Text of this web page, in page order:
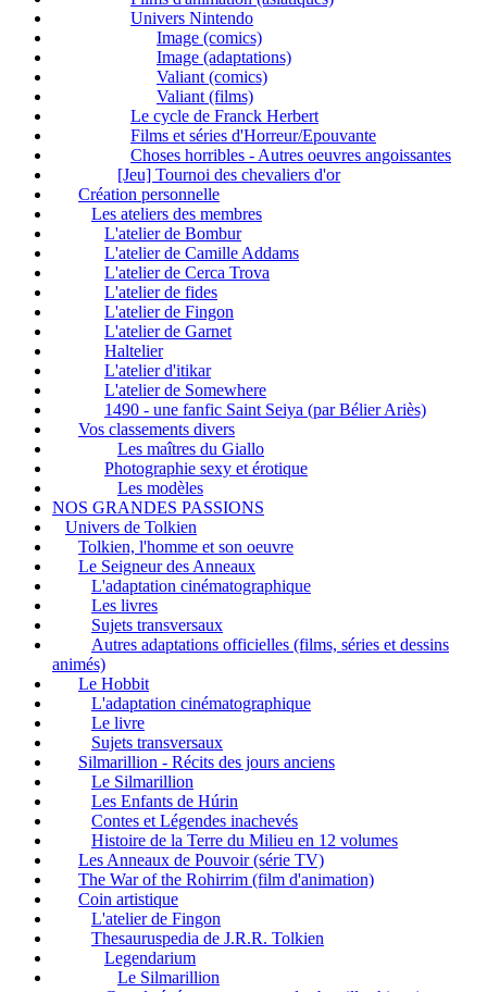
Univers Nintendo
Image (comics)
Image (adaptations)
Valiant (comics)
Valiant (films)
Le cycle de Franck Herbert
Films et séries d'Horreur/Epouvante
Choses horribles - Autres oeuvres angoissantes
[Jeu] Tournoi des chevaliers d'or
Création personnelle
Les ateliers des membres
L'atelier de Bombur
L'atelier de Camille Addams
L'atelier de Cerca Trova
L'atelier de fides
L'atelier de Fingon
L'atelier de Garnet
Haltelier
L'atelier d'itikar
L'atelier de Somewhere
1490 - une fanfic Saint Seiya (par Bélier Ariès)
Vos classements divers
Les maîtres du Giallo
Photographie sexy et érotique
Les modèles
NOS GRANDES PASSIONS
Univers de Tolkien
Tolkien, l'homme et son oeuvre
Le Seigneur des Anneaux
L'adaptation cinématographique
Les livres
Sujets transversaux
Autres adaptations officielles (films, séries et dessins
animés)
Le Hobbit
L'adaptation cinématographique
Le livre
Sujets transversaux
Silmarillion - Récits des jours anciens
Le Silmarillion
Les Enfants de Húrin
Contes et Légendes inachevés
Histoire de la Terre du Milieu en 12 volumes
Les Anneaux de Pouvoir (série TV)
The War of the Rohirrim (film d'animation)
Coin artistique
L'atelier de Fingon
Thesauruspedia de J.R.R. Tolkien
Legendarium
Le Silmarillion